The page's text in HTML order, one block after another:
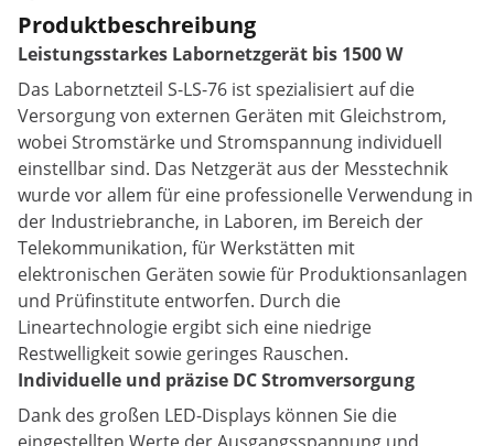
Produktbeschreibung
Leistungsstarkes Labornetzgerät bis 1500 W
Das Labornetzteil S-LS-76 ist spezialisiert auf die
Versorgung von externen Geräten mit Gleichstrom,
wobei Stromstärke und Stromspannung individuell
einstellbar sind. Das Netzgerät aus der Messtechnik
wurde vor allem für eine professionelle Verwendung in
der Industriebranche, in Laboren, im Bereich der
Telekommunikation, für Werkstätten mit
elektronischen Geräten sowie für Produktionsanlagen
und Prüfinstitute entworfen. Durch die
Lineartechnologie ergibt sich eine niedrige
Restwelligkeit sowie geringes Rauschen.
Individuelle und präzise DC Stromversorgung
Dank des großen LED-Displays können Sie die